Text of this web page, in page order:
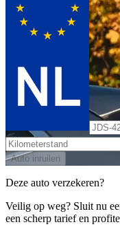
Auto inruilen
Deze auto verzekeren?
Veilig op weg? Sluit nu
een scherp tarief en